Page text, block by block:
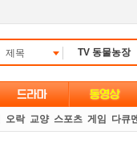
제목
오락 교양 스포츠 게임 다큐